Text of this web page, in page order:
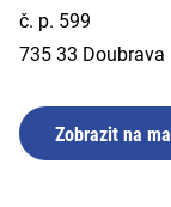
č. p. 599
735 33 Doubrava
Zobrazit na